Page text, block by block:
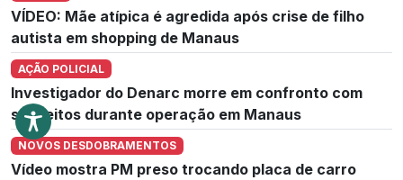
VÍDEO: Mãe atípica é agredida após crise de filho
autista em shopping de Manaus
AÇÃO POLICIAL
Investigador do Denarc morre em confronto com
suspeitos durante operação em Manaus
NOVOS DESDOBRAMENTOS
Vídeo mostra PM preso trocando placa de carro